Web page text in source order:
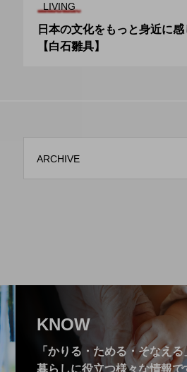
LIVING
日本の文化をもっと身近に感
【白石雛具】
ARCHIVE
KNOW
「かりる・ためる・そなえる
暮らしに役立つ様々な情報で